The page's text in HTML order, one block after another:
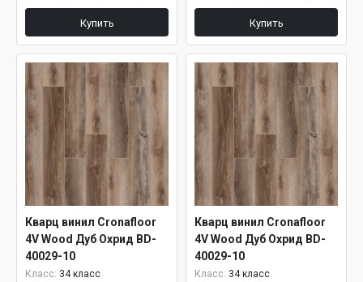
Купить Купить
Кварц винил Cronafloor
4V Wood Дуб Охрид BD-
40029-10
Класс: 34 класс
Кварц винил Cronafloor
4V Wood Дуб Охрид BD-
40029-10
Класс: 34 класс